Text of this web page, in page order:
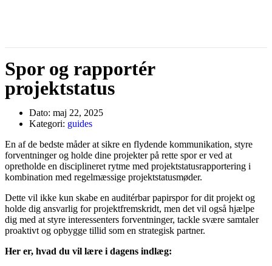
Spor og rapportér
projektstatus
Dato: maj 22, 2025
Kategori: guides
En af de bedste måder at sikre en flydende kommunikation, styre
forventninger og holde dine projekter på rette spor er ved at
opretholde en disciplineret rytme med projektstatusrapportering i
kombination med regelmæssige projektstatusmøder.
Dette vil ikke kun skabe en auditérbar papirspor for dit projekt og
holde dig ansvarlig for projektfremskridt, men det vil også hjælpe
dig med at styre interessenters forventninger, tackle svære samtaler
proaktivt og opbygge tillid som en strategisk partner.
Her er, hvad du vil lære i dagens indlæg: